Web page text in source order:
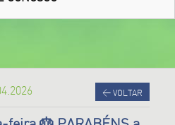
< VOLTAR